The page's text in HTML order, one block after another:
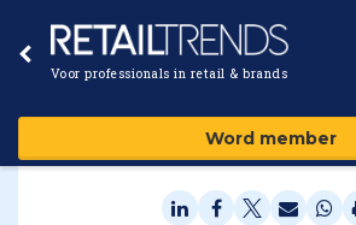
Voor professionals in retail & brands
Word member